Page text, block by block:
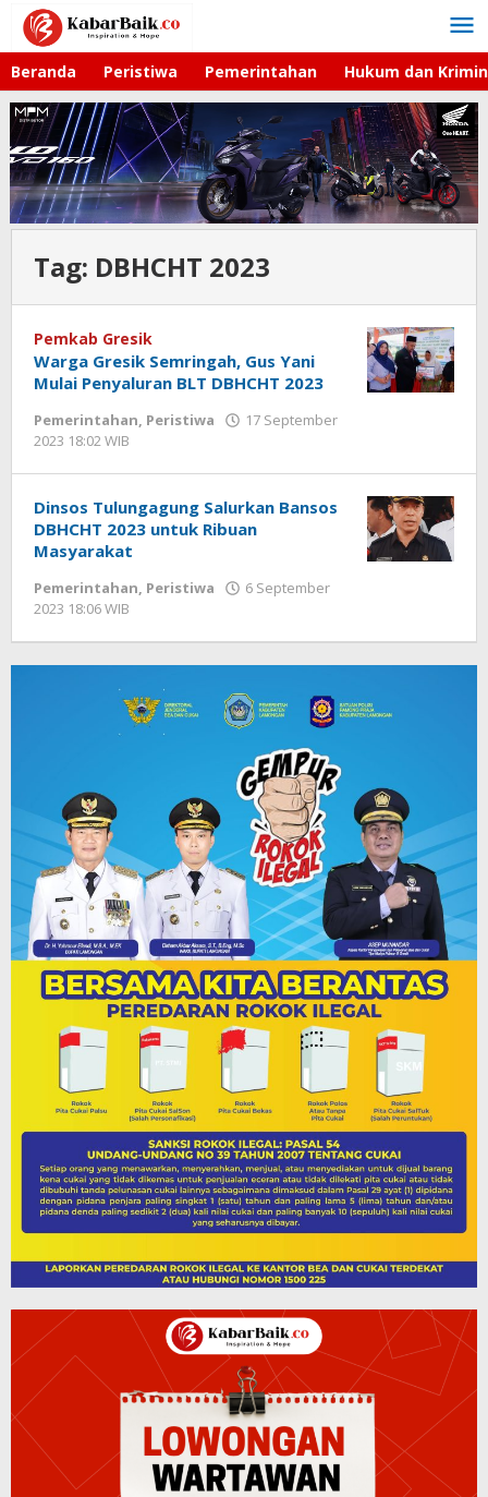
Lewati
konten
Beranda Peristiwa Pemerintahan Hukum dan
Tag: DBHCHT 2023
Pemkab Gresik
Warga Gresik Semringah, Gus Yani
Mulai Penyaluran BLT DBHCHT 2023
Pemerintahan, Peristiwa
17 September
2023 18:02 WIB
Dinsos Tulungagung Salurkan Bansos
DBHCHT 2023 untuk Ribuan
Masyarakat
Pemerintahan, Peristiwa
6 September
2023 18:06 WIB